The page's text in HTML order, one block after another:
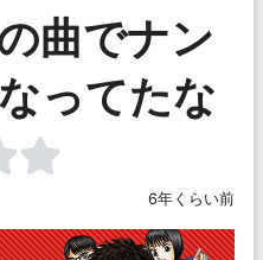
曲でナン
ってたな
6年くらい前